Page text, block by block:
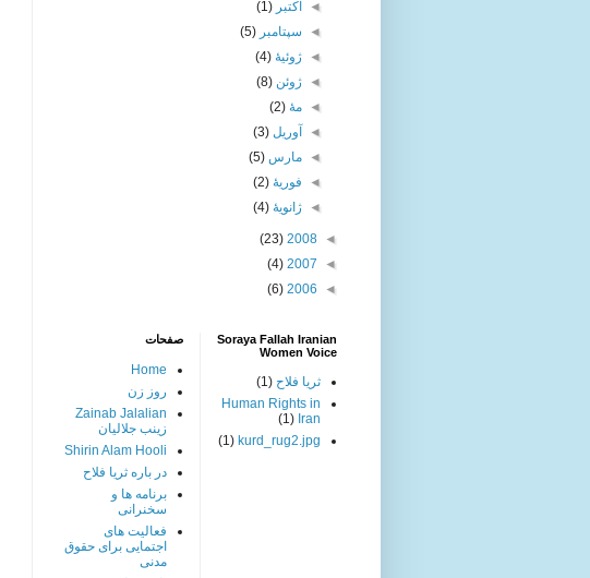
◄اکتبر(1)
◄ سپتامبر(5)
◄ژوئیهٔ(4)
◄ژوئن(8)
◄مهٔ(2)
◄آوریل(3)
◄مارس(5)
◄ فوریهٔ(2)
◄ژانویهٔ(4)
◄
2008
(23)
◄
2007
(4)
◄
2006
(6)
Soraya Fallah Iranian
Women Voice
ثریا فلاح (1)
Human Rights in
Iran
(1)
kurd_rug2.jpg
(1)
صفحات
Home
روز زن
Zainab Jalalian
زینب جلالیان
Shirin Alam Hooli
در باره ثریا فلاح
برنامه ها و
سخنرانی
فعالیت های
اجتمایی برای حقوق
مدنی